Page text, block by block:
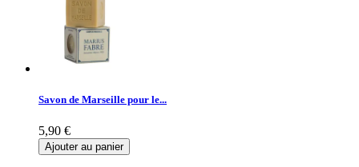
Savon de Marseille pour le...
5,90 €
Ajouter au panier